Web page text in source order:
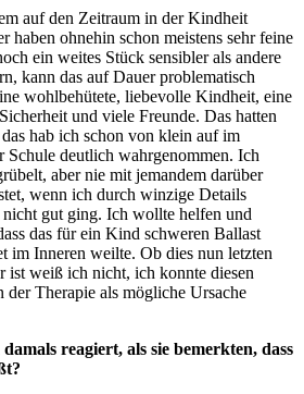
auf den Zeitraum in der Kindheit
haben ohnehin schon meistens sehr feine
ein weites Stück sensibler als andere
kann das auf Dauer problematisch
wohlbehütete, liebevolle Kindheit, eine
und viele Freunde. Das hatten
hab ich schon von klein auf im
Schule deutlich wahrgenommen. Ich
aber nie mit jemandem darüber
wenn ich durch winzige Details
nicht gut ging. Ich wollte helfen und
das für ein Kind schweren Ballast
im Inneren weilte. Ob dies nun letzten
ist weiß ich nicht, ich konnte diesen
der Therapie als mögliche Ursache
reagiert, als sie bemerkten, dass